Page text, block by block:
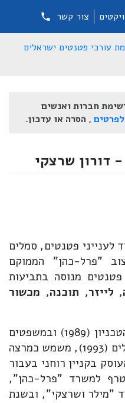
צור קשר
עורכי פטנטים ישראלים
חברות ואנשים
, הסרה או עדכון.
דורון שרצקי
לענייני פטנטים, סמלים
"פרל-כהן" הממוקם
מנוסה בתביעות
לייזר, תוכנה, מכשור
דורון, בעל תואר בפיסיקה מהטכניון (1989) ובמשפטים
מאוניברסיטה העברית בירושלים (1993), משמש כמרצה
בקניין רוחני בעבור
למשרד "פרל-כהן",
"מילר ושרצקי", ובשנת